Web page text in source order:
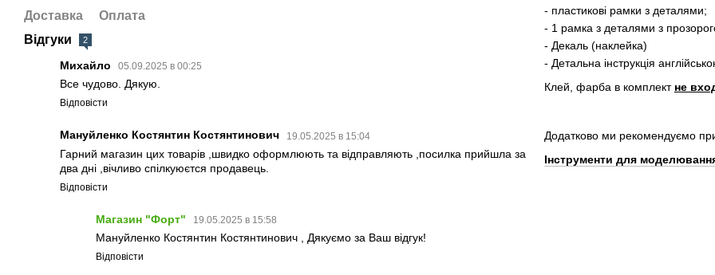
Доставка
Оплата
Відгуки
2
Михайло 05.09.2025 в 00:25
Все чудово. Дякую.
Відповісти
Мануйленко Костянтин Костянтинович 19.05.2025 в 15:04
Гарний магазин цих товарів ,швидко оформлюють та відправляють ,посилка прийшла за
два дні ,вічливо спілкуюєтся продавець.
Відповісти
Магазин "Форт" 19.05.2025 в 15:58
Мануйленко Костянтин Костянтинович , Дякуємо за Ваш відгук!
Відповісти
- пластикові рамки з деталями;
- 1 рамка з деталями з
- Декаль (наклейка)
- Детальна інструкція
Клей, фарба в комплект не
Додатково ми рекомендуємо
Інструменти для